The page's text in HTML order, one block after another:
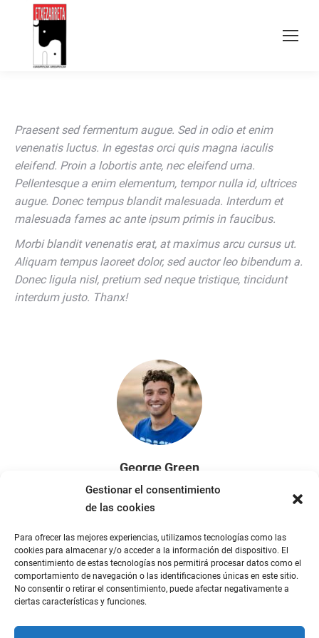
Gestionar el consentimiento
de las cookies
Para ofrecer las mejores experiencias, utilizamos tecnologías como las
cookies para almacenar y/o acceder a la información del dispositivo. El
consentimiento de estas tecnologías nos permitirá procesar datos como el
comportamiento de navegación o las identificaciones únicas en este sitio.
No consentir o retirar el consentimiento, puede afectar negativamente a
ciertas características y funciones.
Praesent sed fermentum augue. Sed in odio et enim
venenatis luctus. In egestas orci quis magna iaculis
eleifend. Proin a lobortis ante, nec eleifend urna.
Pellentesque a enim elementum, tempor nulla id, ultrices
augue. Donec tempus blandit malesuada. Interdum et
malesuada fames ac ante ipsum primis in faucibus.
Morbi blandit venenatis erat, at maximus arcu cursus ut.
Aliquam tempus laoreet dolor, sed auctor leo bibendum a.
Donec ligula nisl, pretium sed neque tristique, tincidunt
interdum justo. Thanx!
George Green
web designer at Seven Visuals